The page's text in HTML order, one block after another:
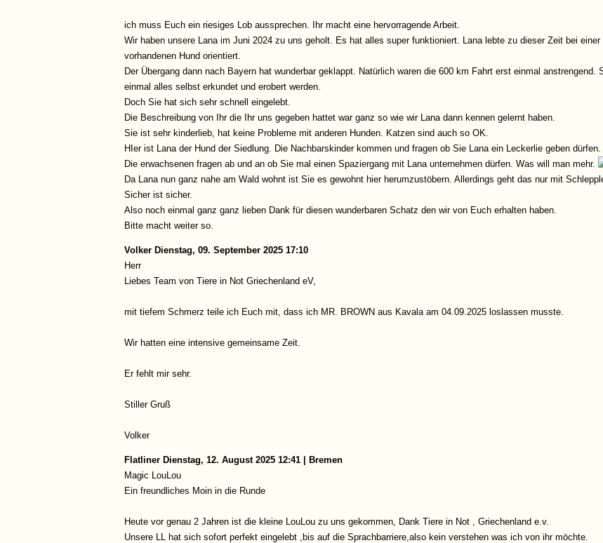
ich muss Euch ein riesiges Lob aussprechen. Ihr macht eine hervorragende Arbeit.
Wir haben unsere Lana im Juni 2024 zu uns geholt. Es hat alles super funktioniert. Lana lebte zu dieser Zeit bei
vorhandenen Hund orientiert.
Der Übergang dann nach Bayern hat wunderbar geklappt. Natürlich waren die 600 km Fahrt erst einmal
einmal alles selbst erkundet und erobert werden.
Doch Sie hat sich sehr schnell eingelebt.
Die Beschreibung von Ihr die Ihr uns gegeben hattet war ganz so wie wir Lana dann kennen gelernt haben.
Sie ist sehr kinderlieb, hat keine Probleme mit anderen Hunden. Katzen sind auch so OK.
HIer ist Lana der Hund der Siedlung. Die Nachbarskinder kommen und fragen ob Sie Lana ein Leckerlie geben dürfen.
Die erwachsenen fragen ab und an ob Sie mal einen Spaziergang mit Lana unternehmen dürfen. Was will man mehr.
Da Lana nun ganz nahe am Wald wohnt ist Sie es gewohnt hier herumzustöbern. Allerdings geht das nur mit
Sicher ist sicher.
Also noch einmal ganz ganz lieben Dank für diesen wunderbaren Schatz den wir von Euch erhalten haben.
Bitte macht weiter so.
Volker Dienstag, 09. September 2025 17:10
Herr
Liebes Team von Tiere in Not Griechenland eV,
mit tiefem Schmerz teile ich Euch mit, dass ich MR. BROWN aus Kavala am 04.09.2025 loslassen musste.
Wir hatten eine intensive gemeinsame Zeit.
Er fehlt mir sehr.
Stiller Gruß
Volker
Flatliner Dienstag, 12. August 2025 12:41 | Bremen
Magic LouLou
Ein freundliches Moin in die Runde
Heute vor genau 2 Jahren ist die kleine LouLou zu uns gekommen, Dank Tiere in Not , Griechenland e.v.
Unsere LL hat sich sofort perfekt eingelebt ,bis auf die Sprachbarriere,also kein verstehen was ich von ihr möchte.